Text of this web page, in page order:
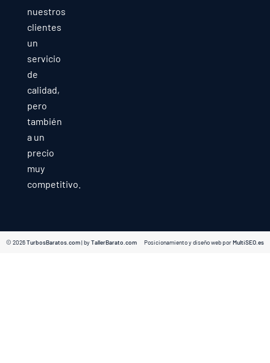
nuestros
clientes
un
servicio
de
calidad,
pero
también
a un
precio
muy
competitivo.
© 2026TurbosBaratos.com| byTallerBarato.com Posicionamiento y diseño web porMultiSEO.es